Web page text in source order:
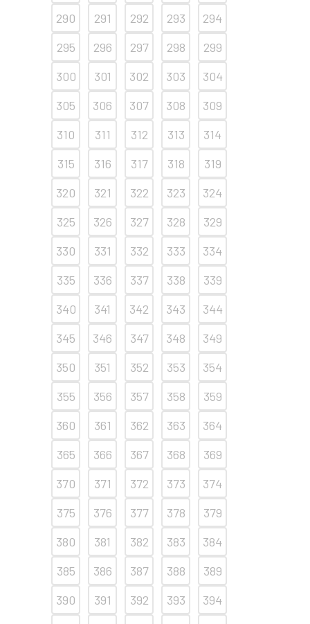
290
291 292 293
294
295
296 297 298
299
300
301 302 303
304
305
306 307 308
309
310
311 312 313
314
315
316 317 318
319
320
321 322 323
324
325
326 327 328
329
330
331 332 333
334
335
336 337 338
339
340
341 342 343
344
345
346 347 348
349
350
351 352 353
354
355
356 357 358
359
360
361 362 363
364
365
366 367 368
369
370
371 372 373
374
375
376 377 378
379
380
381 382 383
384
385
386 387 388
389
390
391 392 393
394